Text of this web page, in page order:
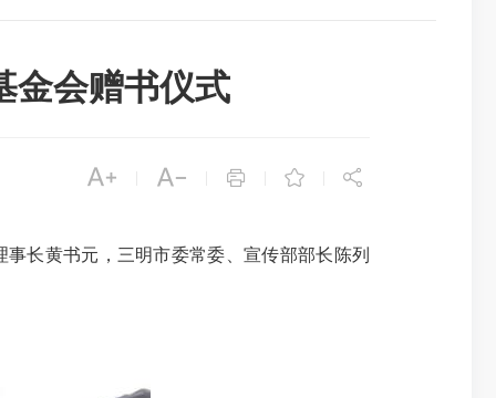
金会赠书仪式
    
长黄书元，三明市委常委、宣传部部长陈列